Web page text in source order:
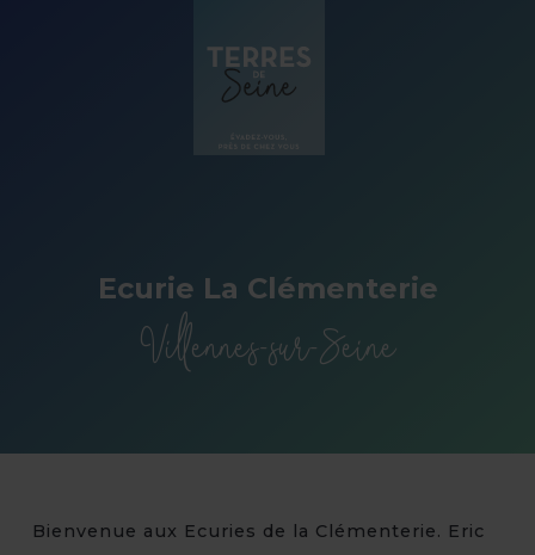
Ecurie La Clémenterie
Villennes-sur-Seine
Bienvenue aux Ecuries de la Clémenterie. Eric